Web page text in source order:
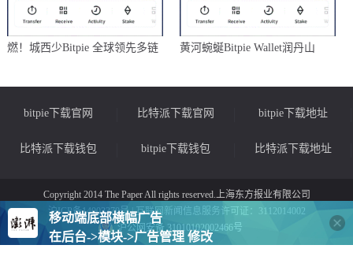
移动端底部横幅广告
在后台->模块->广告管理 修改
燃！城西少Bitpie 全球领先多链 黄河蜿蜒Bitpie Wallet润丹山
bitpie下载官网 比特派下载官网 bitpie下载地址
比特派下载钱包 bitpie下载钱包 比特派下载地址
Copyright 2014 The Paper All rights reserved.上海东方报业有限公司
沪ICP备14003370号 | 互联网新闻信息服务许可证：3112014002
沪公网安备 31010102002466号